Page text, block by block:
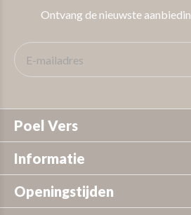
Ontvang de nieuwste
Poel Vers
Informatie
Openingstijden